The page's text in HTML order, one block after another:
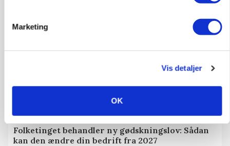
Marketing
Vis detaljer
OK
Folketinget behandler ny gødskningslov: Sådan
kan den ændre din bedrift fra 2027